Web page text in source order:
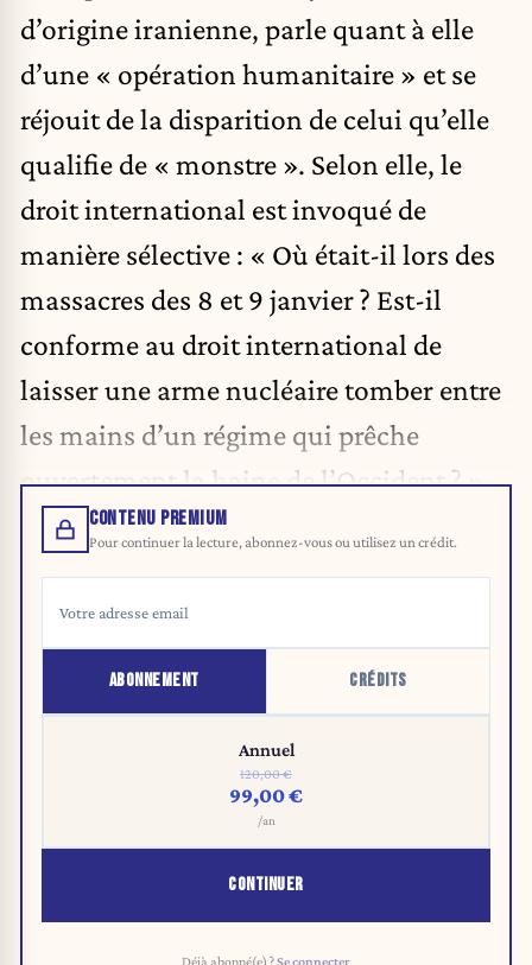
d’origine iranienne, parle quant à elle
d’une « opération humanitaire » et se
réjouit de la disparition de celui qu’elle
qualifie de « monstre ». Selon elle, le
droit international est invoqué de
manière sélective : « Où était-il lors des
massacres des 8 et 9 janvier ? Est-il
conforme au droit international de
laisser une arme nucléaire tomber entre
les mains d’un régime qui prêche
ouvertement la haine de l’Occident ? »
CONTENU PREMIUM
Pour continuer la lecture, abonnez-vous ou utilisez un crédit.
ABONNEMENT CRÉDITS
Annuel
120,00 €
99,00 €
/an
CONTINUER
Déjà abonné(e) ?Se connecter